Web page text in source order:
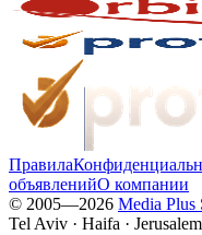
Правила
объявленийО компании
© 2005—2026 Media Plus
Tel Aviv · Haifa · Jerusalem